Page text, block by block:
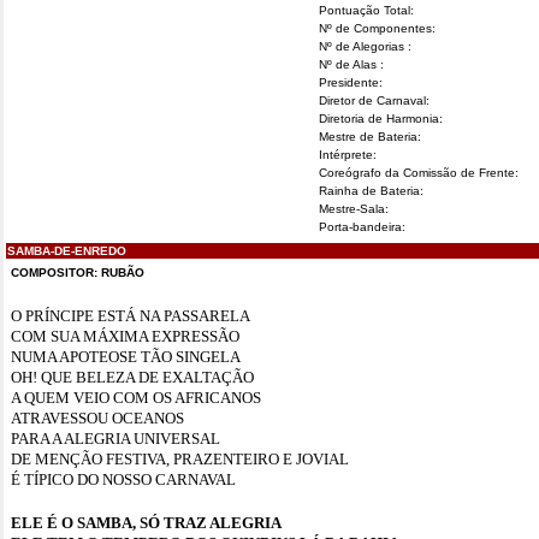
Pontuação Total:
Nº de Componentes:
Nº de Alegorias :
Nº de Alas :
Presidente:
Diretor de Carnaval:
Diretoria de Harmonia:
Mestre de Bateria:
Intérprete:
Coreógrafo da Comissão de Frente:
Rainha de Bateria:
Mestre-Sala:
Porta-bandeira:
SAMBA-DE-ENREDO
COMPOSITOR: RUBÃO
O PRÍNCIPE ESTÁ NA PASSARELA
COM SUA MÁXIMA EXPRESSÃO
NUMA APOTEOSE TÃO SINGELA
OH! QUE BELEZA DE EXALTAÇÃO
A QUEM VEIO COM OS AFRICANOS
ATRAVESSOU OCEANOS
PARA A ALEGRIA UNIVERSAL
DE MENÇÃO FESTIVA, PRAZENTEIRO E JOVIAL
É TÍPICO DO NOSSO CARNAVAL
ELE É O SAMBA, SÓ TRAZ ALEGRIA